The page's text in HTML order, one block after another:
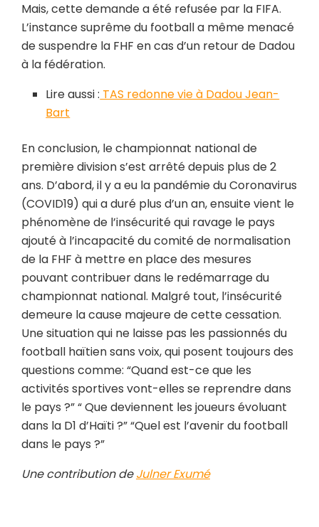
Mais, cette demande a été refusée par la FIFA.
L’instance suprême du football a même menacé
de suspendre la FHF en cas d’un retour de Dadou
à la fédération.
Lire aussi : TAS redonne vie à Dadou Jean-
Bart
En conclusion, le championnat national de
première division s’est arrêté depuis plus de 2
ans. D’abord, il y a eu la pandémie du Coronavirus
(COVID19) qui a duré plus d’un an, ensuite vient le
phénomène de l’insécurité qui ravage le pays
ajouté à l’incapacité du comité de normalisation
de la FHF à mettre en place des mesures
pouvant contribuer dans le redémarrage du
championnat national. Malgré tout, l’insécurité
demeure la cause majeure de cette cessation.
Une situation qui ne laisse pas les passionnés du
football haïtien sans voix, qui posent toujours des
questions comme: “Quand est-ce que les
activités sportives vont-elles se reprendre dans
le pays ?” “ Que deviennent les joueurs évoluant
dans la D1 d’Haïti ?” “Quel est l’avenir du football
dans le pays ?”
Une contribution deJulner Exumé